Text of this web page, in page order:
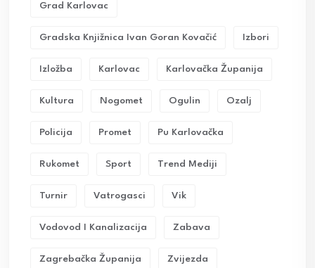
Grad Karlovac
Gradska Knjižnica Ivan Goran Kovačić Izbori
Izložba Karlovac Karlovačka Županija
Kultura Nogomet Ogulin Ozalj
Policija Promet Pu Karlovačka
Rukomet Sport Trend Mediji
Turnir Vatrogasci Vik
Vodovod I Kanalizacija Zabava
Zagrebačka Županija Zvijezda